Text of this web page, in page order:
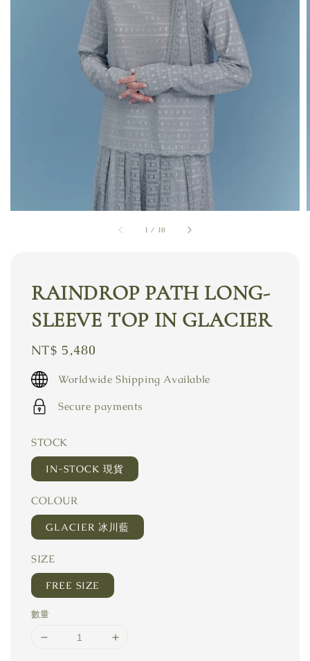
1 / 10
RAINDROP PATH LONG-
SLEEVE TOP IN GLACIER
Regular
price
NT$ 5,480
Worldwide Shipping Available
Secure payments
STOCK
IN-STOCK 現貨
COLOUR
GLACIER 冰川藍
SIZE
FREE SIZE
數量